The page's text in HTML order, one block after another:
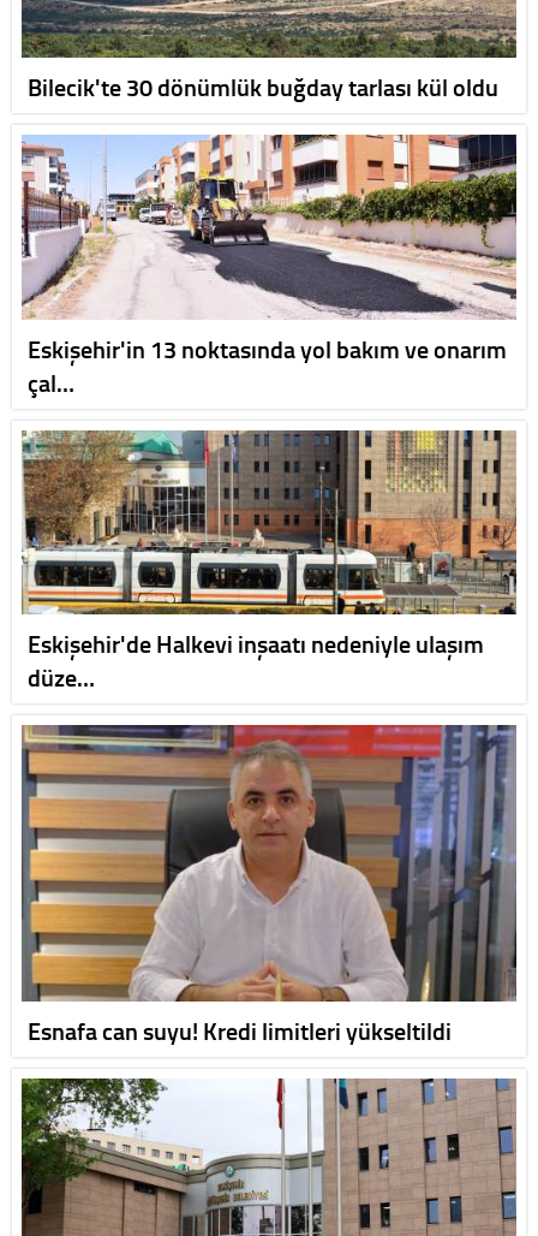
Bilecik'te 30 dönümlük buğday tarlası kül oldu
Eskişehir'in 13 noktasında yol bakım ve onarım
çal…
Eskişehir'de Halkevi inşaatı nedeniyle ulaşım
düze…
Esnafa can suyu! Kredi limitleri yükseltildi